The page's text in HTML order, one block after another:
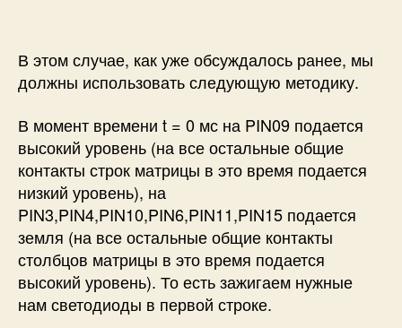
В этом случае, как уже обсуждалось ранее, мы
должны использовать следующую методику.
В момент времени t = 0 мс на PIN09 подается
высокий уровень (на все остальные общие
контакты строк матрицы в это время подается
низкий уровень), на
PIN3,PIN4,PIN10,PIN6,PIN11,PIN15 подается
земля (на все остальные общие контакты
столбцов матрицы в это время подается
высокий уровень). То есть зажигаем нужные
нам светодиоды в первой строке.